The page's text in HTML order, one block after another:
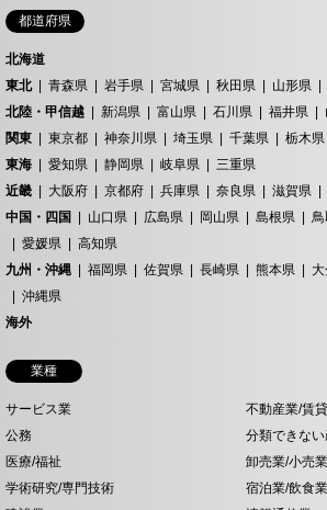
都道府県
北海道
東北
青森県 岩手県 宮城県 秋田県 山形県
北陸・甲信越
新潟県 富山県 石川県 福井県
関東
東京都 神奈川県 埼玉県 千葉県 栃木県
東海
愛知県 静岡県 岐阜県
三重県
近畿
大阪府 京都府 兵庫県 奈良県 滋賀県
中国・四国
山口県 広島県 岡山県 島根県
愛媛県
高知県
九州・沖縄
福岡県 佐賀県 長崎県 熊本県
沖縄県
海外
業種
サービス業
不動産業/賃
公務
分類できな
医療/福祉
卸売業/小売業
学術研究/専門技術
宿泊業/飲食業